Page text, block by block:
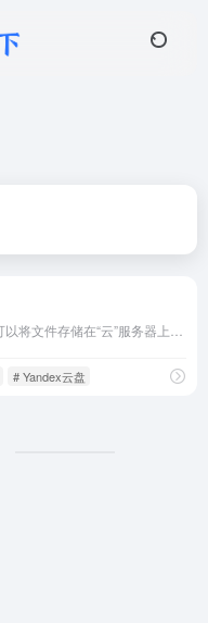
# Yandex云盘